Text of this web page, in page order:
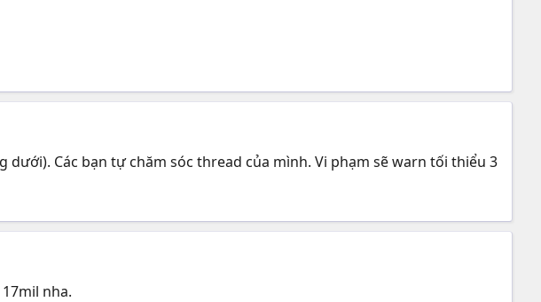
Các bạn tự chăm sóc thread của mình. Vi phạm sẽ warn tối thiểu 3
nha.